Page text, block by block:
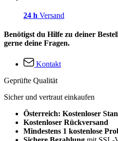
24 h Versand
Benötigst du Hilfe zu deiner
gerne deine Fragen.
Kontakt
Geprüfte Qualität
Sicher und vertraut einkaufen
Österreich: Kostenloser
Kostenloser Rückversand
Mindestens 1 kostenlose